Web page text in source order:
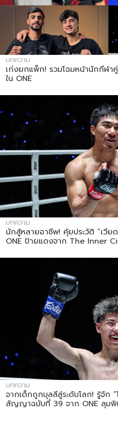
บทความ
เก่งยกแพ็ก! รวมโฉมหน้านักกีฬ
ใน ONE
บทความ
นักสู้หลายอาชีพ! คุ้ยประวัติ “เวี
ONE ป้ายแดงจาก The Inner
บทความ
จากเด็กถูกบุลลีสู่ระดับโลก! รู้จัก “
สัญญาฉบับที่ 39 จาก ONE ลุม